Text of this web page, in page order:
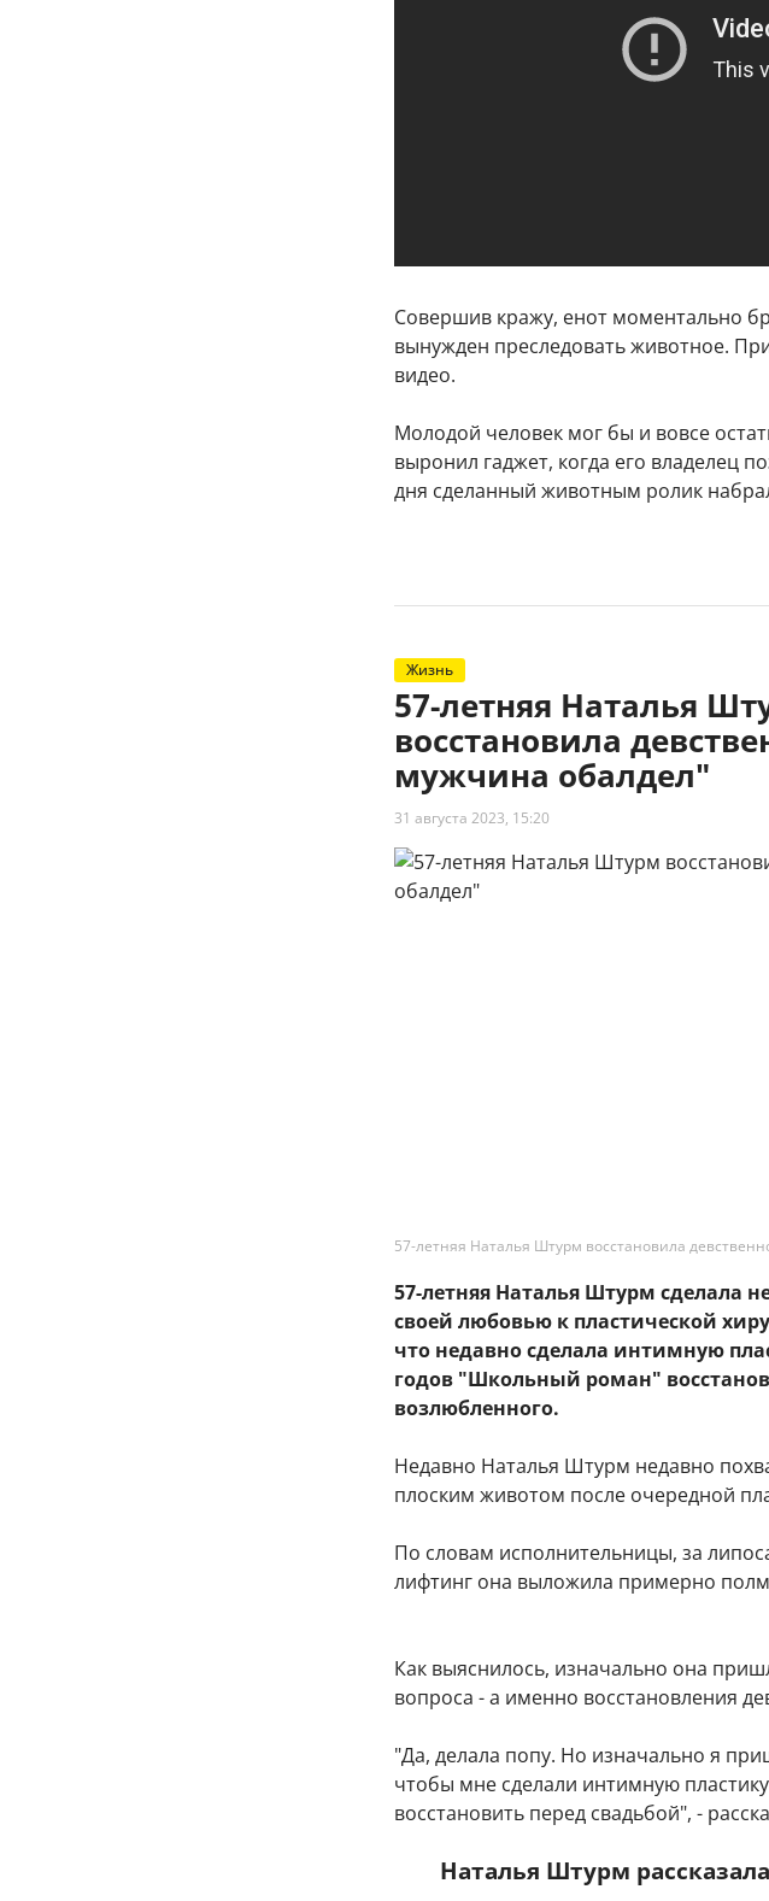
Совершив кражу, енот моментально
вынужден преследовать животное.
видео.
Молодой человек мог бы и вовсе
выронил гаджет, когда его владелец
дня сделанный животным ролик
Жизнь
57-летняя Наталья
восстановила
мужчина обалдел"
31 августа 2023, 15:20
57-летняя Наталья Штурм восстановила
57-летняя Наталья Штурм сделала
своей любовью к пластической
что недавно сделала интимную
годов "Школьный роман"
возлюбленного.
Недавно Наталья Штурм недавно
плоским животом после очередной
По словам исполнительницы, за
лифтинг она выложила примерно
Как выяснилось, изначально она
вопроса - а именно восстановления
"Да, делала попу. Но изначально я
чтобы мне сделали интимную
восстановить перед свадьбой", -
Наталья Штурм